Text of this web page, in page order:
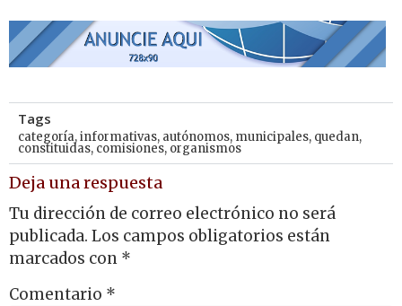
Tags
categoría,informativas, autónomos, municipales, quedan,
constituidas, comisiones, organismos
Deja una respuesta
Tu dirección de correo electrónico no será
publicada. Los campos obligatorios están
marcados con *
Comentario *